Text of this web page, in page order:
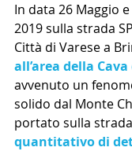
In data 26 Maggio
2019 sulla strada
Città di Varese a
all’area della
avvenuto un
solido dal Monte
portato sulla
quantitativo di